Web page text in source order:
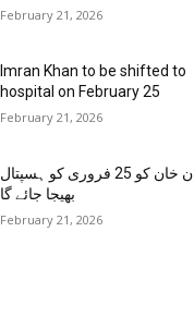
February 21, 2026
Imran Khan to be shifted to
hospital on February 25
February 21, 2026
عمران خان کو 25 فروری کو ہسپتال
بھیجا جائے گا
February 21, 2026